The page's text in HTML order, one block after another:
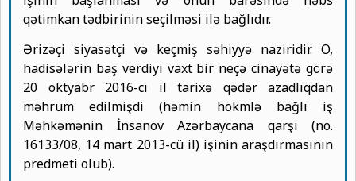
qətimkan tədbirinin seçilməsi ilə bağlıdır.
Ərizəçi siyasətçi və keçmiş səhiyyə naziridir. O,
hadisələrin baş verdiyi vaxt bir neçə cinayətə görə
20 oktyabr 2016-cı il tarixə qədər azadlıqdan
məhrum edilmişdi (həmin hökmlə bağlı iş
Məhkəmənin İnsanov Azərbaycana qarşı (no.
16133/08, 14 mart 2013-cü il) işinin araşdırmasının
predmeti olub).